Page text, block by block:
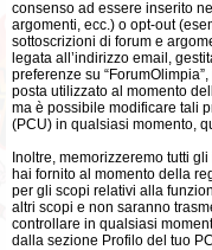
consenso ad essere inserito
argomenti, ecc.) o opt-out
sottoscrizioni di forum e
legata all’indirizzo email,
preferenze su
posta utilizzato al momento
ma è possibile modificare tali
(PCU) in qualsiasi momento,
Inoltre, memorizzeremo tutti
hai fornito al momento della
per gli scopi relativi alla
altri scopi e non saranno
controllare in qualsiasi
dalla sezione Profilo del tuo